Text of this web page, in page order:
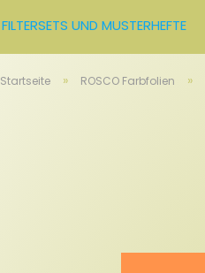
FILTERSETS UND MUSTERHEFTE
Startseite » ROSCO Farbfolien »